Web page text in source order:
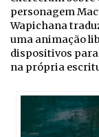
personagem
Wapichana
uma animação
dispositivos
na própria